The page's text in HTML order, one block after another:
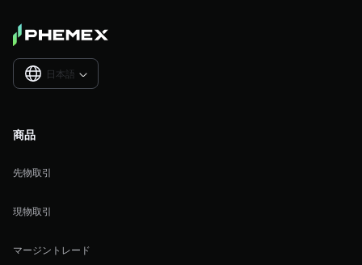
日本語 
商品
先物取引
現物取引
マージントレード